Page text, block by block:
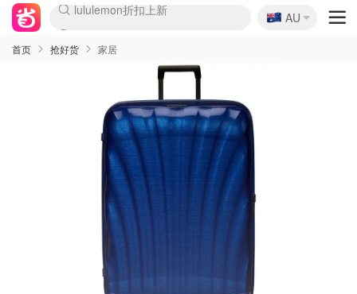
lululemon折扣上新
Sasa美妆护肤3.5折
SSENSE年中3折
FreshBeauty好价汇总
Cettire降价+叠9折
Farfetch折上8折
WWS Coles超市实拍
viagogo二手票捡漏
Myer清仓1折起
The Outnet奢牌1折起
David Jones 3折起
Flannels大牌1折
Perfumes Club护肤1折
AMIRO返校季6.2折
Oweek抽奖送Airpods
Amazon折扣汇总
eToro入金$200送$50
Amazon数码好物
ICONIC本周7.5折
ThedoubleF高奢地板价
Moose Knuckles 6折
丝芙兰5折起
EUFY官网3.7折起
Selenichast首饰2折
Trip机票酒店促销
YSL送5件彩妆礼
Amazon家居好物
BIGBANG巡演开票
David Jones时尚3折
Amazon美妆护肤
雅漾大喷$8
过敏原检测盒$33
伊索独家赠50ml沐浴露
科颜氏清仓3折
SEALIFE海洋馆门票6折
丝塔芙大白罐$16
订阅Newsletter送香薰
Cult Beauty 6.8折
Harrods圣诞日历2.3折
LN-CC奢牌私促3折
d'Alba空姐喷雾$16
EVE LOM套装逆天2折
Bernardelli独家4折
Adore Beauty 6折起
CT圣诞日历
Mytheresa奢品2.7折
Luxury Escapes 9折
Currentbody美容仪9折
卡诗9折+赠4件礼
MOON Garden Live
ALLSAINTS美衣3折
Roborock扫地机3.7折
Tingo Life水杯$24
Valentino官网5折
CR洗发护发6.3折
🇦🇺
AU
首页 抢好货 家居